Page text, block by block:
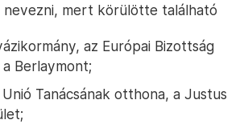
nevezni, mert körülötte található
az Európai Bizottság
Berlaymont;
Tanácsának otthona, a Justus